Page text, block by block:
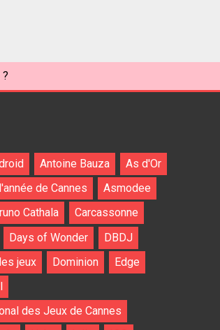
Antoine Bauza
As d'Or
de Cannes
Asmodee
Cathala
Carcassonne
Days of Wonder
DBDJ
jeux
Dominion
Edge
des Jeux de Cannes